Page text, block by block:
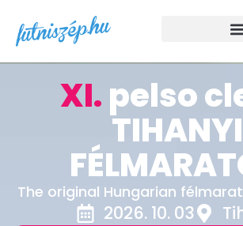
XI.pelso
TIHANYI
The original Hungarian
2026. 10. 03